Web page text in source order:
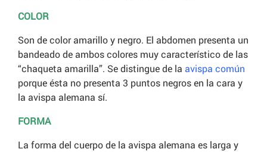
COLOR
Son de color amarillo y negro. El abdomen presenta un
bandeado de ambos colores muy característico de las
“chaqueta amarilla”. Se distingue de la avispa común
porque ésta no presenta 3 puntos negros en la cara y
la avispa alemana sí.
FORMA
La forma del cuerpo de la avispa alemana es larga y